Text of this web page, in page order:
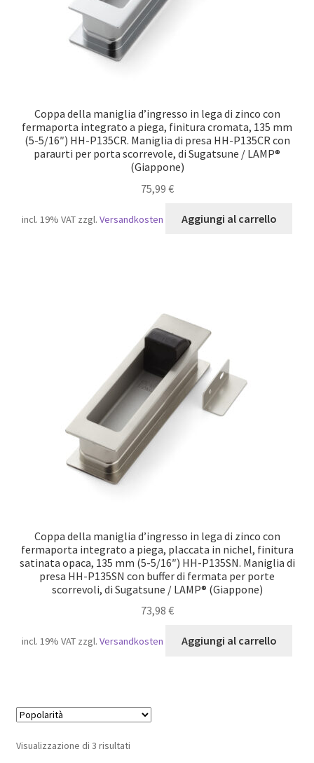
Coppa della maniglia d’ingresso in lega di zinco con
fermaporta integrato a piega, finitura cromata, 135 mm
(5-5/16″) HH-P135CR. Maniglia di presa HH-P135CR con
paraurti per porta scorrevole, di Sugatsune / LAMP®
(Giappone)
75,99 €
incl. 19% VAT zzgl. Versandkosten Aggiungi al carrello
Coppa della maniglia d’ingresso in lega di zinco con
fermaporta integrato a piega, placcata in nichel, finitura
satinata opaca, 135 mm (5-5/16″) HH-P135SN. Maniglia di
presa HH-P135SN con buffer di fermata per porte
scorrevoli, di Sugatsune / LAMP® (Giappone)
73,98 €
incl. 19% VAT zzgl. Versandkosten Aggiungi al carrello
Visualizzazione di 3 risultatiPopolarità